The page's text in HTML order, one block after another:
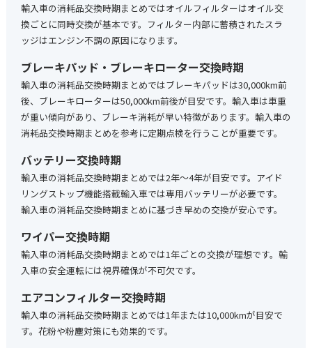
輸入車の消耗品交換時期まとめではオイルフィルターはオイル交
換ごとに同時交換が基本です。フィルター内部に蓄積されたスラ
ッジはエンジン不調の原因になります。
ブレーキパッド・ブレーキローター交換時期
輸入車の消耗品交換時期まとめではブレーキパッドは30,000km前
後、ブレーキローターは50,000km前後が目安です。輸入車は車重
が重い傾向があり、ブレーキ消耗が早い特徴があります。輸入車の
消耗品交換時期まとめを参考に定期点検を行うことが重要です。
バッテリー交換時期
輸入車の消耗品交換時期まとめでは2年〜4年が目安です。アイド
リングストップ機能搭載輸入車では専用バッテリーが必要です。
輸入車の消耗品交換時期まとめに基づき早めの交換が安心です。
ワイパー交換時期
輸入車の消耗品交換時期まとめでは1年ごとの交換が理想です。輸
入車の安全運転には視界確保が不可欠です。
エアコンフィルター交換時期
輸入車の消耗品交換時期まとめでは1年または10,000kmが目安で
す。花粉や粉塵対策にも効果的です。